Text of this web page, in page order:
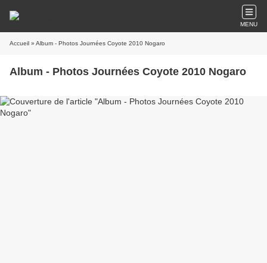
MENU
Accueil » Album - Photos Journées Coyote 2010 Nogaro
Album - Photos Journées Coyote 2010 Nogaro